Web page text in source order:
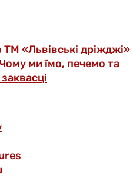
«Львівські дріжджі»
ми їмо, печемо та